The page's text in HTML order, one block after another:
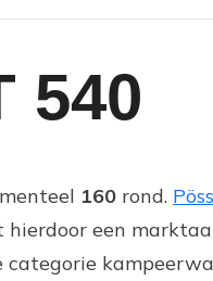
540
160 rond.
een
categorie